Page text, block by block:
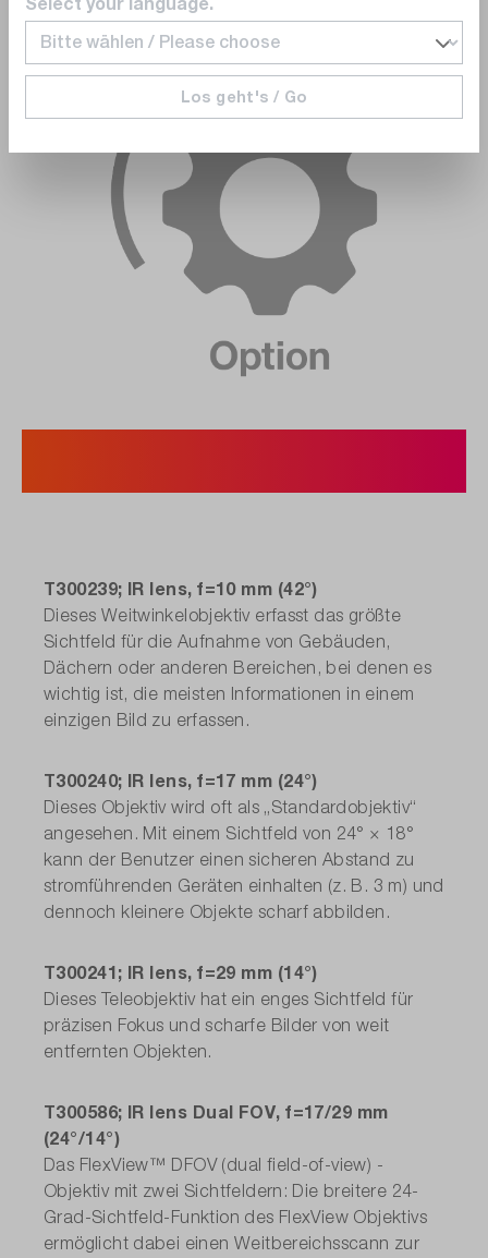
T300239; IR lens, f=10 mm (42°)
Dieses Weitwinkelobjektiv erfasst das größte
Sichtfeld für die Aufnahme von Gebäuden,
Dächern oder anderen Bereichen, bei denen es
wichtig ist, die meisten Informationen in einem
einzigen Bild zu erfassen.
T300240; IR lens, f=17 mm (24°)
Dieses Objektiv wird oft als „Standardobjektiv“
angesehen. Mit einem Sichtfeld von 24° × 18°
kann der Benutzer einen sicheren Abstand zu
stromführenden Geräten einhalten (z. B. 3 m) und
dennoch kleinere Objekte scharf abbilden.
T300241; IR lens, f=29 mm (14°)
Dieses Teleobjektiv hat ein enges Sichtfeld für
präzisen Fokus und scharfe Bilder von weit
entfernten Objekten.
T300586; IR lens Dual FOV, f=17/29 mm
(24°/14°)
Das FlexView™ DFOV (dual field-of-view) -
Objektiv mit zwei Sichtfeldern: Die breitere 24-
Grad-Sichtfeld-Funktion des FlexView Objektivs
ermöglicht dabei einen Weitbereichsscann zur
Los geht's / Go